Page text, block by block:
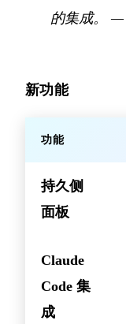
的集成。
—
新功能
功能
持久侧
面板
Claude
Code 集
成